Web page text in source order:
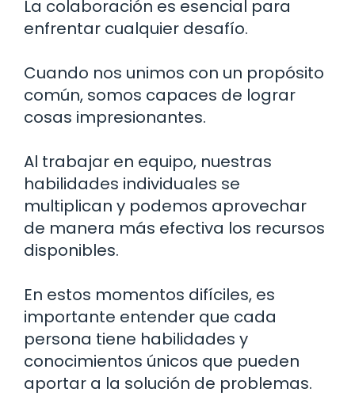
La colaboración es esencial para
enfrentar cualquier desafío.
Cuando nos unimos con un propósito
común, somos capaces de lograr
cosas impresionantes.
Al trabajar en equipo, nuestras
habilidades individuales se
multiplican y podemos aprovechar
de manera más efectiva los recursos
disponibles.
En estos momentos difíciles, es
importante entender que cada
persona tiene habilidades y
conocimientos únicos que pueden
aportar a la solución de problemas.